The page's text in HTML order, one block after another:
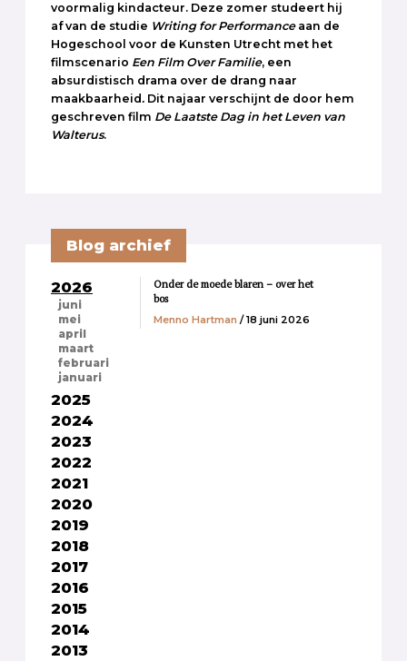
voormalig kindacteur. Deze zomer studeert hij
af van de studie Writing for Performanceaan de
Hogeschool voor de Kunsten Utrecht met het
filmscenario Een Film Over Familie, een
absurdistisch drama over de drang naar
maakbaarheid. Dit najaar verschijnt de door hem
geschreven film De Laatste Dag in het Leven van
Walterus.
Blog archief
2026
juni
mei
april
maart
februari
januari
2025
2024
2023
2022
2021
2020
2019
2018
2017
2016
2015
2014
2013
Onder de moede blaren – over het
bos
Menno Hartman / 18 juni 2026